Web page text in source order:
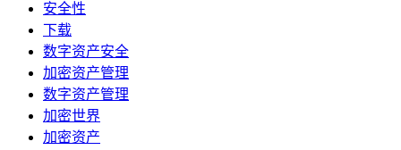
安全性
下载
数字资产安全
加密资产管理
数字资产管理
加密世界
加密资产